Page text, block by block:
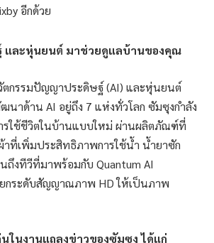
อีกด้วย
ละหุ่นยนต์ มาช่วยดูแลบ้านของคุณ
กรรมปัญญาประดิษฐ์ (AI) และหุ่นยนต์
นาด้าน AI อยู่ถึง 7 แห่งทั่วโลก ซัมซุงกำลัง
รใช้ชีวิตในบ้านแบบใหม่ ผ่านผลิตภัณฑ์ที่
าที่เพิ่มประสิทธิภาพการใช้น้ำ น้ำยาซัก
ถึงทีวีที่มาพร้อมกับ Quantum AI
ยกระดับสัญญาณภาพ HD ให้เป็นภาพ
ในงานแถลงข่าวของซัมซุง ได้แก่